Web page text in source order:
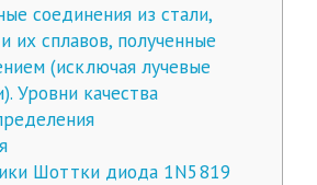
соединения из стали,
их сплавов, полученные
(исключая лучевые
Уровни качества
Шоттки диода 1N5819